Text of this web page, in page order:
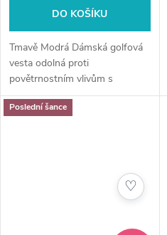
DO KOŠÍKU
Tmavě Modrá Dámská golfová
vesta odolná proti
povětrnostním vlivům s
integrovanou kapucí
Poslední šance
♡